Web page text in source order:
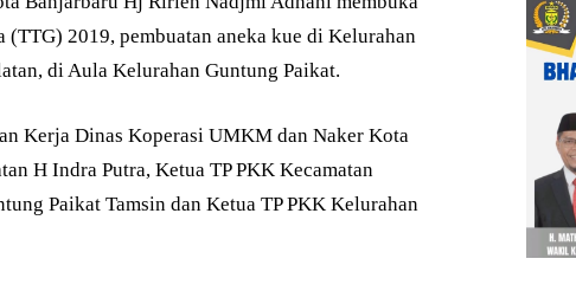
(TTG) 2019, pembuatan aneka kue di Kelurahan
di Aula Kelurahan Guntung Paikat.
Kerja Dinas Koperasi UMKM dan Naker Kota
H Indra Putra, Ketua TP PKK Kecamatan
Paikat Tamsin dan Ketua TP PKK Kelurahan